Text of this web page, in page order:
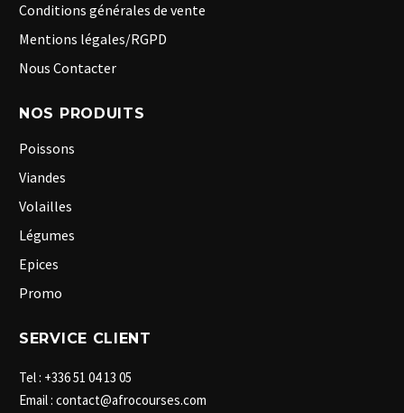
Conditions générales de vente
Mentions légales/RGPD
Nous Contacter
NOS PRODUITS
Poissons
Viandes
Volailles
Légumes
Epices
Promo
SERVICE CLIENT
Tel : +336 51 04 13 05
Email : contact@afrocourses.com